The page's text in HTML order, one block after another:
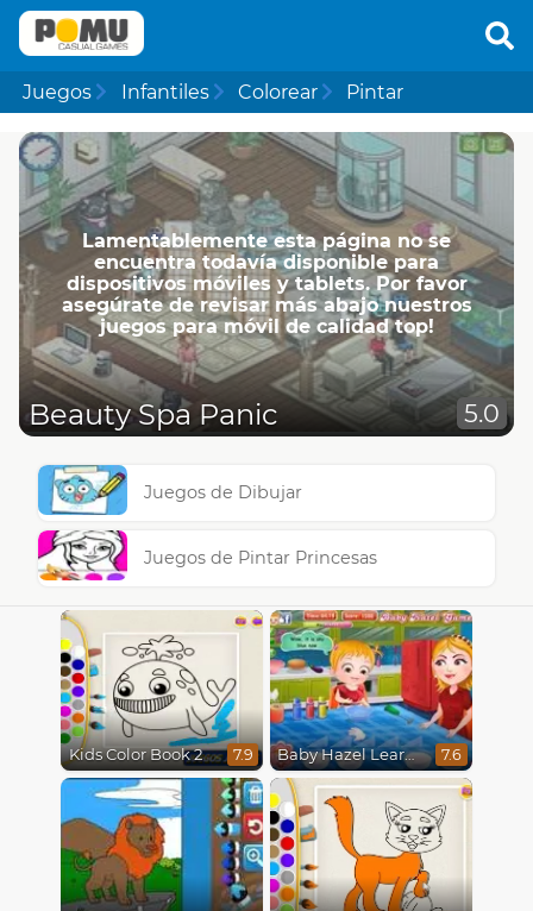
Juegos Infantiles Colorear Pintar
Lamentablemente esta página no se
encuentra todavía disponible para
dispositivos móviles y tablets. Por favor
asegúrate de revisar más abajo nuestros
juegos para móvil de calidad top!
Beauty Spa Panic 5.0
Juegos de Dibujar
Juegos de Pintar Princesas
Kids Color Book 2 7.9 Baby Hazel Learns Colors 7.6